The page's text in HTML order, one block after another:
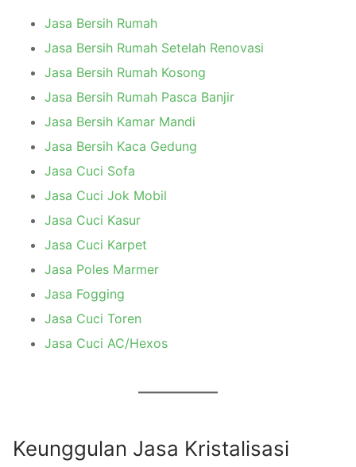
Jasa Bersih Rumah
Jasa Bersih Rumah Setelah Renovasi
Jasa Bersih Rumah Kosong
Jasa Bersih Rumah Pasca Banjir
Jasa Bersih Kamar Mandi
Jasa Bersih Kaca Gedung
Jasa Cuci Sofa
Jasa Cuci Jok Mobil
Jasa Cuci Kasur
Jasa Cuci Karpet
Jasa Poles Marmer
Jasa Fogging
Jasa Cuci Toren
Jasa Cuci AC/Hexos
Keunggulan Jasa Kristalisasi